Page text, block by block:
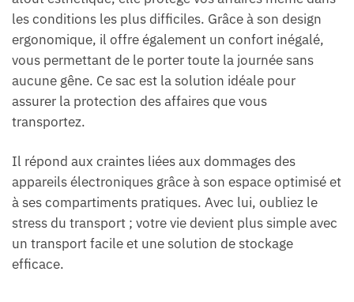
les conditions les plus difficiles. Grâce à son design
ergonomique, il offre également un confort inégalé,
vous permettant de le porter toute la journée sans
aucune gêne. Ce sac est la solution idéale pour
assurer la protection des affaires que vous
transportez.
Il répond aux craintes liées aux dommages des
appareils électroniques grâce à son espace optimisé et
à ses compartiments pratiques. Avec lui, oubliez le
stress du transport ; votre vie devient plus simple avec
un transport facile et une solution de stockage
efficace.